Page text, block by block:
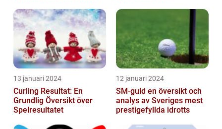
13 januari 2024
Curling Resultat: En
Grundlig Översikt över
Spelresultatet
12 januari 2024
SM-guld en översikt och
analys av Sveriges mest
prestigefyllda idrotts